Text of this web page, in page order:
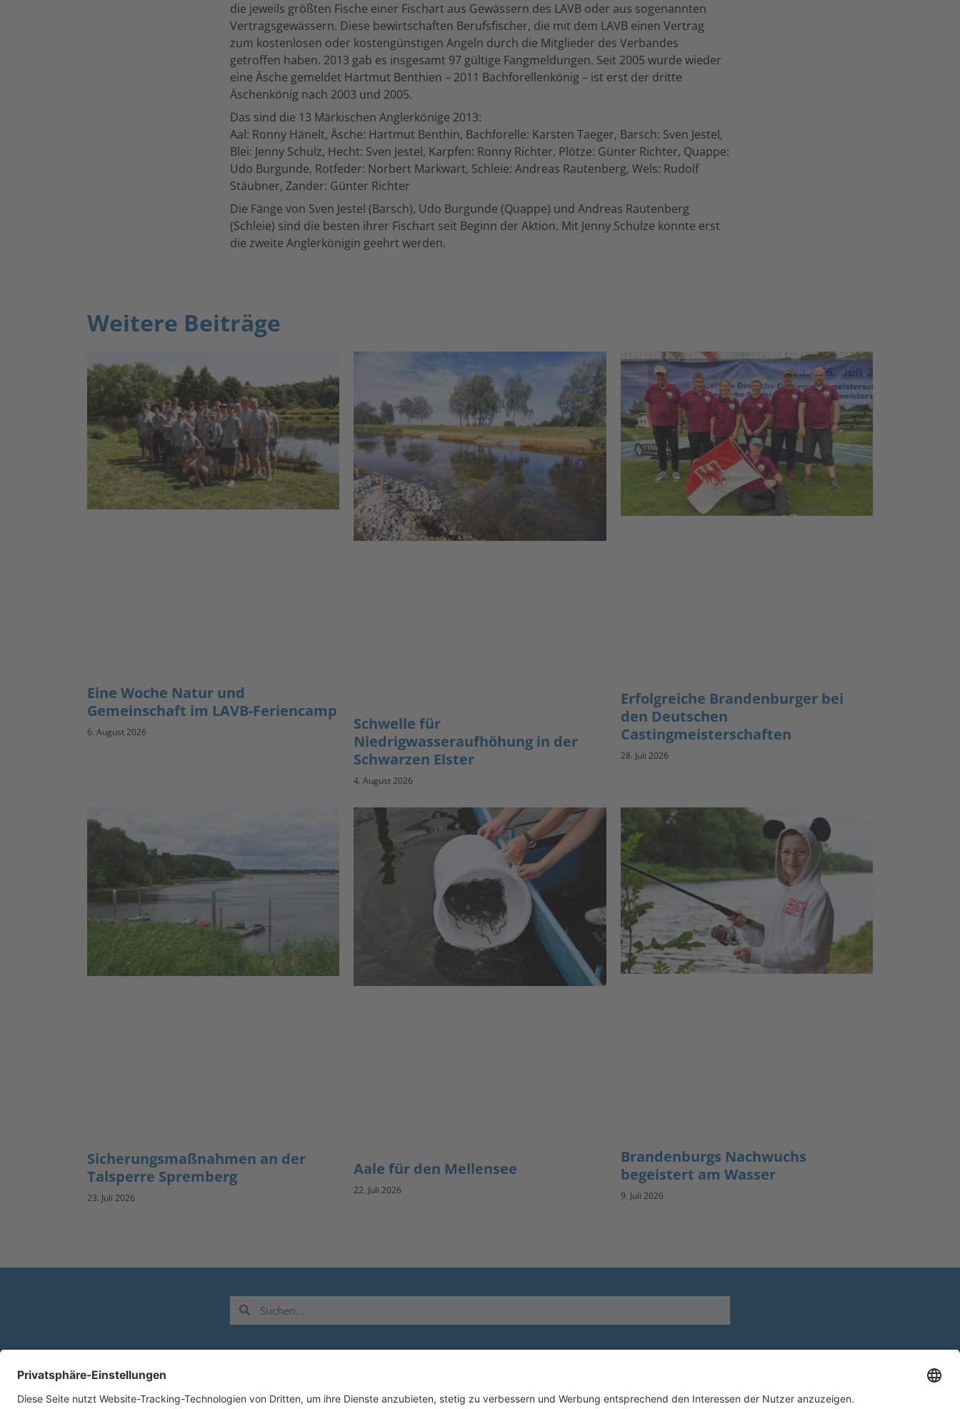
die jeweils größten Fische einer Fischart aus Gewässern des LAVB oder aus sogenannten
Vertragsgewässern. Diese bewirtschaften Berufsfischer, die mit dem LAVB einen Vertrag
zum kostenlosen oder kostengünstigen Angeln durch die Mitglieder des Verbandes
getroffen haben. 2013 gab es insgesamt 97 gültige Fangmeldungen. Seit 2005 wurde wieder
eine Äsche gemeldet Hartmut Benthien – 2011 Bachforellenkönig – ist erst der dritte
Äschenkönig nach 2003 und 2005.
Das sind die 13 Märkischen Anglerkönige 2013:
Aal: Ronny Hänelt, Äsche: Hartmut Benthin, Bachforelle: Karsten Taeger, Barsch: Sven Jestel,
Blei: Jenny Schulz, Hecht: Sven Jestel, Karpfen: Ronny Richter, Plötze: Günter Richter, Quappe:
Udo Burgunde, Rotfeder: Norbert Markwart, Schleie: Andreas Rautenberg, Wels: Rudolf
Stäubner, Zander: Günter Richter
Die Fänge von Sven Jestel (Barsch), Udo Burgunde (Quappe) und Andreas Rautenberg
(Schleie) sind die besten ihrer Fischart seit Beginn der Aktion. Mit Jenny Schulze konnte erst
die zweite Anglerkönigin geehrt werden.
Weitere Beiträge
Eine Woche Natur und
Gemeinschaft im LAVB-Feriencamp
6. August 2026
Schwelle für
Niedrigwasseraufhöhung in der
Schwarzen Elster
4. August 2026
Erfolgreiche Brandenburger bei
den Deutschen
Castingmeisterschaften
28. Juli 2026
Sicherungsmaßnahmen an der
Talsperre Spremberg
23. Juli 2026
Aale für den Mellensee
22. Juli 2026
Brandenburgs Nachwuchs
begeistert am Wasser
9. Juli 2026
Zum Elsbruch 1